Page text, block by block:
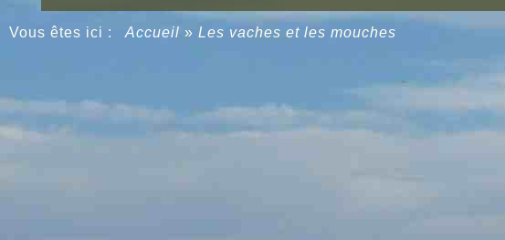
Vous êtes ici : Accueil » Les vaches et les mouches